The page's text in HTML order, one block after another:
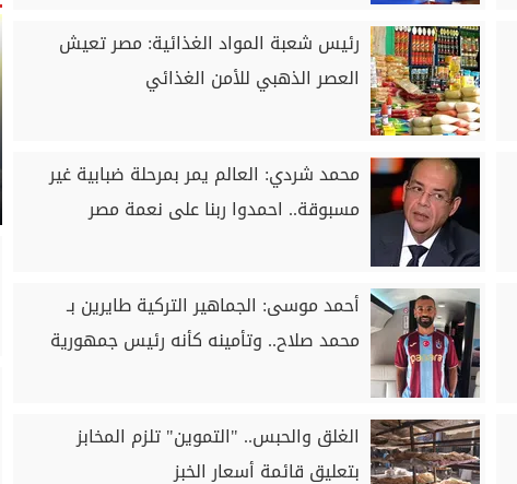
رئيس شعبة المواد الغذائية: مصر تعيش
العصر الذهبي للأمن الغذائي
محمد شردي: العالم يمر بمرحلة ضبابية غير
مسبوقة.. احمدوا ربنا على نعمة مصر
أحمد موسى: الجماهير التركية طايرين بـ
محمد صلاح.. وتأمينه كأنه رئيس جمهورية
الغلق والحبس.. "التموين" تلزم المخابز
بتعليق قائمة أسعار الخبز